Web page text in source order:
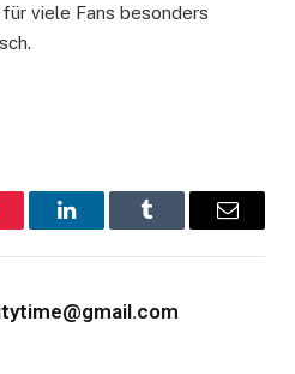
viele Fans besonders
LinkedInTumblr Email